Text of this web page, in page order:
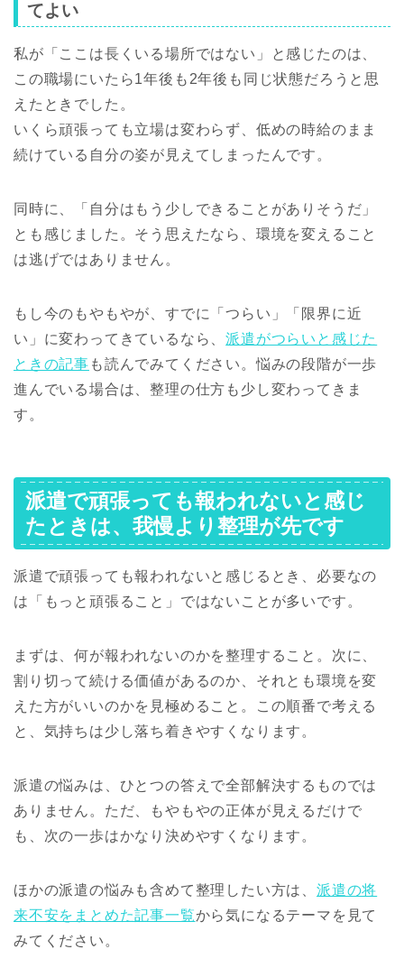
てよい
私が「ここは長くいる場所ではない」と感じたのは、
この職場にいたら1年後も2年後も同じ状態だろうと思
えたときでした。
いくら頑張っても立場は変わらず、低めの時給のまま
続けている自分の姿が見えてしまったんです。
同時に、「自分はもう少しできることがありそうだ」
とも感じました。そう思えたなら、環境を変えること
は逃げではありません。
もし今のもやもやが、すでに「つらい」「限界に近
い」に変わってきているなら、派遣がつらいと感じた
ときの記事 も読んでみてください。悩みの段階が一歩
進んでいる場合は、整理の仕方も少し変わってきま
す。
派遣で頑張っても報われないと感じ
たときは、我慢より整理が先です
派遣で頑張っても報われないと感じるとき、必要なの
は「もっと頑張ること」ではないことが多いです。
まずは、何が報われないのかを整理すること。次に、
割り切って続ける価値があるのか、それとも環境を変
えた方がいいのかを見極めること。この順番で考える
と、気持ちは少し落ち着きやすくなります。
派遣の悩みは、ひとつの答えで全部解決するものでは
ありません。ただ、もやもやの正体が見えるだけで
も、次の一歩はかなり決めやすくなります。
ほかの派遣の悩みも含めて整理したい方は、 派遣の将
来不安をまとめた記事一覧から気になるテーマを見て
みてください。